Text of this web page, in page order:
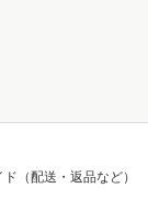
（配送・返品など）